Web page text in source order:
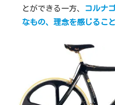
とができる一方、
コルナ
なもの、理念を感じるこ